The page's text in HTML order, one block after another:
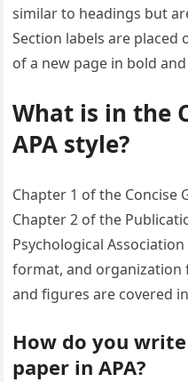
similar to headings but
Section labels are placed
of a new page in bold
What is in the
APA style?
Chapter 1 of the Concise
Chapter 2 of the
Psychological
format, and organization
and figures are covered
How do you
paper in APA?